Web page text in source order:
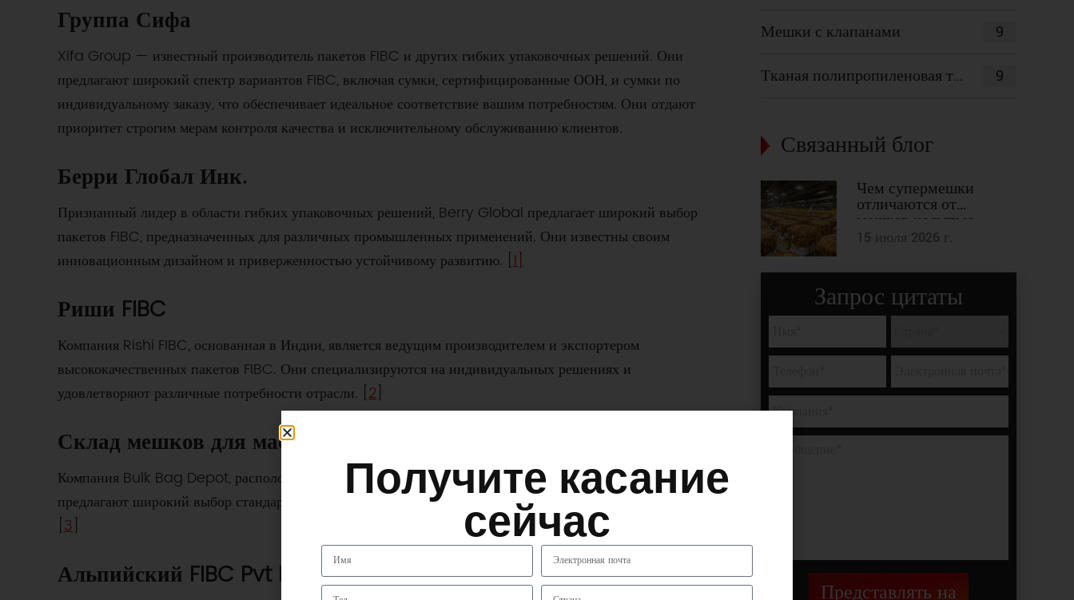
Группа Сифа
Xifa Group — известный производитель пакетов FIBC и других гибких упаковочных решений. Они
предлагают широкий спектр вариантов FIBC, включая сумки, сертифицированные ООН, и сумки по
индивидуальному заказу, что обеспечивает идеальное соответствие вашим потребностям. Они отдают
приоритет строгим мерам контроля качества и исключительному обслуживанию клиентов.
Берри Глобал Инк.
Признанный лидер в области гибких упаковочных решений, Berry Global предлагает широкий выбор
пакетов FIBC, предназначенных для различных промышленных применений. Они известны своим
инновационным дизайном и приверженностью устойчивому развитию. [1]
Риши FIBC
Компания Rishi FIBC, основанная в Индии, является ведущим производителем и экспортером
высококачественных пакетов FIBC. Они специализируются на индивидуальных решениях и
удовлетворяют различные потребности отрасли. [2]
Склад мешков для массовых грузов
Компания Bulk Bag Depot, расположенная в США, является ведущим поставщиком мешков FIBC. Они
предлагают широкий выбор стандартных и индивидуальных опций FIBC по конкурентоспособным ценам.
[3]
Альпийский FIBC Pvt Ltd.
Мешки с клапанами 9
Тканая полипропиленовая ткань 9
Связанный блог
Чем супермешки
отличаются от
мешков-насыпью,
мешков FIBC и других
15 июля 2026 г.
Запрос цитаты
Представлять на
Получите касание
сейчас